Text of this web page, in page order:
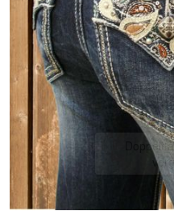
Doppelt